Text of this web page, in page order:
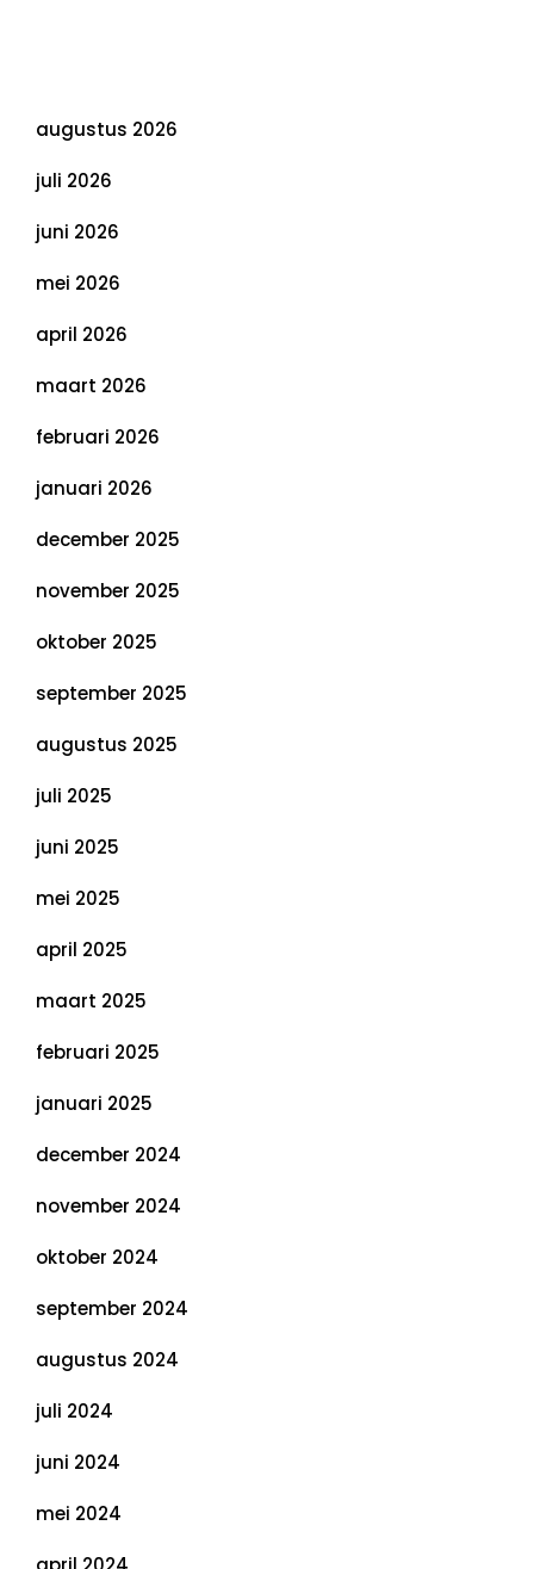
augustus 2026
juli 2026
juni 2026
mei 2026
april 2026
maart 2026
februari 2026
januari 2026
december 2025
november 2025
oktober 2025
september 2025
augustus 2025
juli 2025
juni 2025
mei 2025
april 2025
maart 2025
februari 2025
januari 2025
december 2024
november 2024
oktober 2024
september 2024
augustus 2024
juli 2024
juni 2024
mei 2024